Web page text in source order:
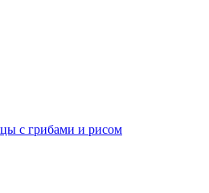
с грибами и рисом